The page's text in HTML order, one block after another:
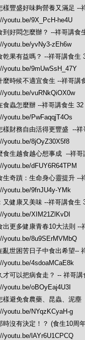
樣豐盛好味夠營養又滿足 --
youtu.be/9X_PcH-he4U
到好悶怎麼辦？ --祥哥講食
youtu.be/yvNy3-zEh6w
乾果有益嗎？ --祥哥講食生
youtu.be/9mUwSsH_47Y
麼時候不適宜食生 --祥哥講
youtu.be/vuRNkQiOX0w
食蟲怎麼辦 --祥哥講食生 32
youtu.be/PwFaqqjT4Os
樣財務自由活得更豐盛 --祥
youtu.be/8jOyZ30X5f8
食生越食越心想事成 --祥哥
youtu.be/dFUY6R64TPM
生奇蹟：生命身心靈提升 --
youtu.be/9fnJU4y-YMk
又健康又美味 --祥哥講食生
youtu.be/XIM21ZlKvDI
出更多健康青春10大法則 --
youtu.be/8u9SErMVMbQ
亂世困苦日子中食出希望--
youtu.be/4sdoaMCaE8k
才可以把病食走？ -- 祥哥講
youtu.be/oBOyEaj4U3I
樣避免食農藥、昆蟲、泥塵
youtu.be/NYqzKCyaH-g
時沒有決定！？ (食生10周
youtu.be/lAYr6U1CPCQ